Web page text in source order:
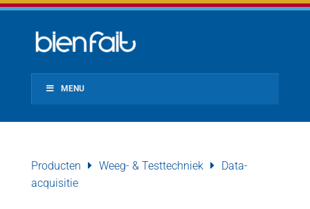
MENU
Producten Weeg- & Testtechniek
Data-
acquisitie